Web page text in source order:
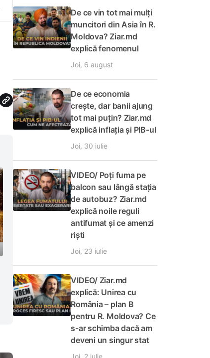
De ce vin tot mai mulți
muncitori din Asia în R.
Moldova? Ziar.md
explică fenomenul
Joi, 6 august
De ce economia
crește, dar banii ajung
tot mai puțin? Ziar.md
explică inflația și PIB-ul
Joi, 30 iulie
VIDEO/ Poți fuma pe
balcon sau lângă stația
de autobuz? Ziar.md
explică noile reguli
antifumat și ce amenzi
riști
Joi, 23 iulie
VIDEO/ Ziar.md
explică: Unirea cu
România – plan B
pentru R. Moldova? Ce
s-ar schimba dacă am
deveni un singur stat
Joi, 2 iulie